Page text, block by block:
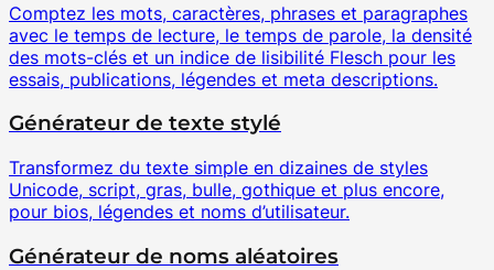
Comptez les mots, caractères, phrases et paragraphes
avec le temps de lecture, le temps de parole, la densité
des mots-clés et un indice de lisibilité Flesch pour les
essais, publications, légendes et meta descriptions.
Générateur de texte stylé
Transformez du texte simple en dizaines de styles
Unicode, script, gras, bulle, gothique et plus encore,
pour bios, légendes et noms d’utilisateur.
Générateur de noms aléatoires